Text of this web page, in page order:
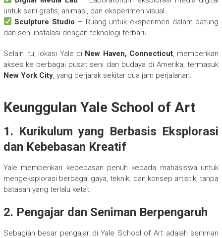
untuk seni grafis, animasi, dan eksperimen visual.
Sculpture Studio – Ruang untuk eksperimen dalam patung
dan seni instalasi dengan teknologi terbaru.
Selain itu, lokasi Yale di New Haven, Connecticut, memberikan
akses ke berbagai pusat seni dan budaya di Amerika, termasuk
New York City, yang berjarak sekitar dua jam perjalanan.
Keunggulan Yale School of Art
1. Kurikulum yang Berbasis Eksplorasi
dan Kebebasan Kreatif
Yale memberikan kebebasan penuh kepada mahasiswa untuk
mengeksplorasi berbagai gaya, teknik, dan konsep artistik, tanpa
batasan yang terlalu ketat.
2. Pengajar dan Seniman Berpengaruh
Sebagian besar pengajar di Yale School of Art adalah seniman